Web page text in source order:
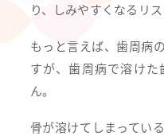
り、しみやすくなるリス
もっと言えば、歯周病
すが、歯周病で溶け
ん。
骨が溶けてしまってい